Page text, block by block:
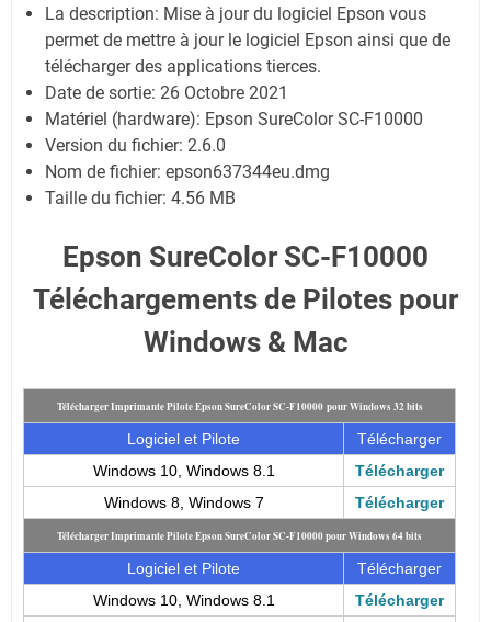
La description: Mise à jour du logiciel Epson vous
permet de mettre à jour le logiciel Epson ainsi que de
télécharger des applications tierces.
Date de sortie: 26 Octobre 2021
Matériel (hardware): Epson SureColor SC-F10000
Version du fichier: 2.6.0
Nom de fichier: epson637344eu.dmg
Taille du fichier: 4.56 MB
Epson SureColor SC-F10000
Téléchargements de Pilotes pour
Windows & Mac
Télécharger Imprimante Pilote Epson SureColor SC-F10000 pour Windows 32 bits
Logiciel et Pilote
Télécharger
Windows 10, Windows 8.1
Télécharger
Windows 8, Windows 7
Télécharger
Télécharger Imprimante Pilote Epson SureColor SC-F10000 pour Windows 64 bits
Logiciel et Pilote
Télécharger
Windows 10, Windows 8.1
Télécharger